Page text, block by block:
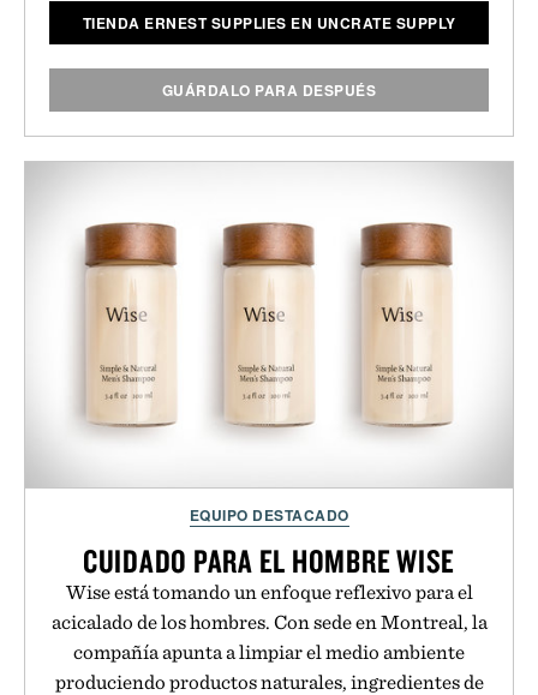
TIENDA ERNEST SUPPLIES EN UNCRATE SUPPLY
GUÁRDALO PARA DESPUÉS
EQUIPO DESTACADO
CUIDADO PARA EL HOMBRE WISE
Wise está tomando un enfoque reflexivo para el
acicalado de los hombres. Con sede en Montreal, la
compañía apunta a limpiar el medio ambiente
produciendo productos naturales, ingredientes de